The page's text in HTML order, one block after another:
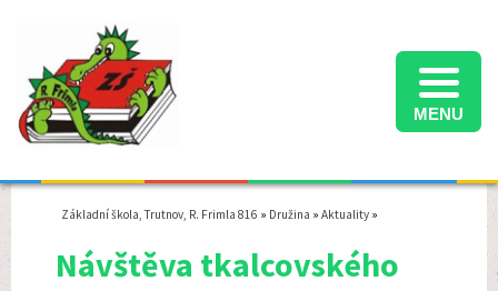
MENU
Základní škola, Trutnov, R. Frimla 816 » Družina » Aktuality »
Návštěva tkalcovského